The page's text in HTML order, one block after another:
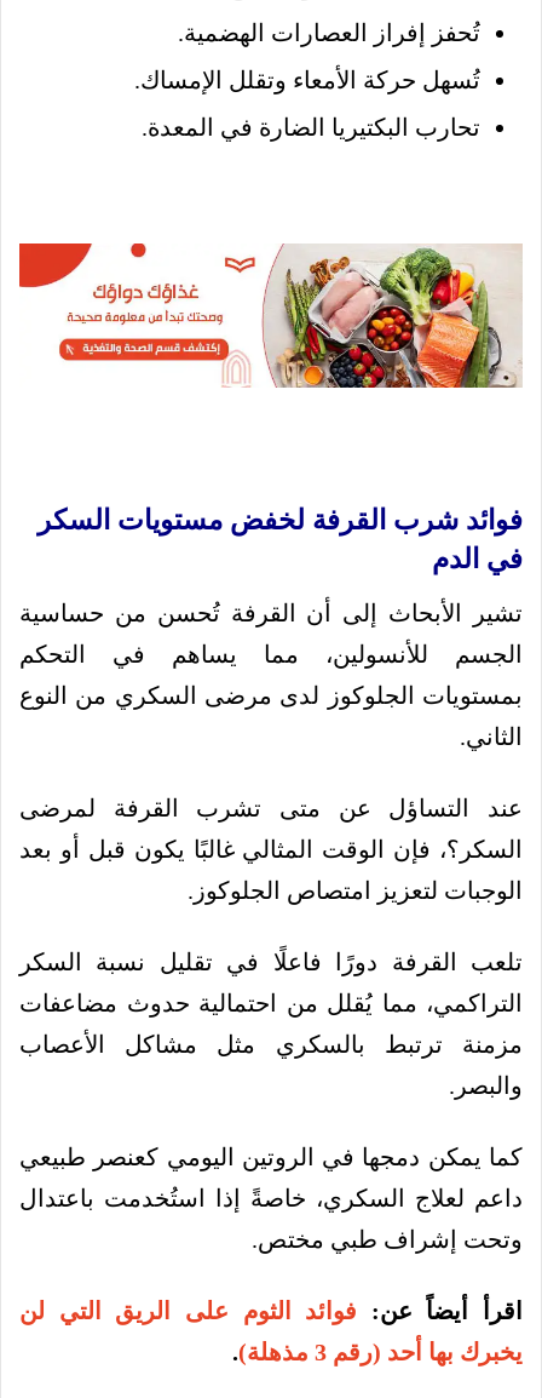
تُحفز إفراز العصارات الهضمية.
تُسهل حركة الأمعاء وتقلل الإمساك.
تحارب البكتيريا الضارة في المعدة.
فوائد شرب القرفة لخفض مستويات السكر
في الدم
تشير الأبحاث إلى أن القرفة تُحسن من حساسية
الجسم للأنسولين، مما يساهم في التحكم
بمستويات الجلوكوز لدى مرضى السكري من النوع
الثاني.
عند التساؤل عن متى تشرب القرفة لمرضى
السكر؟، فإن الوقت المثالي غالبًا يكون قبل أو بعد
الوجبات لتعزيز امتصاص الجلوكوز.
تلعب القرفة دورًا فاعلًا في تقليل نسبة السكر
التراكمي، مما يُقلل من احتمالية حدوث مضاعفات
مزمنة ترتبط بالسكري مثل مشاكل الأعصاب
والبصر.
كما يمكن دمجها في الروتين اليومي كعنصر طبيعي
داعم لعلاج السكري، خاصةً إذا استُخدمت باعتدال
وتحت إشراف طبي مختص.
اقرأ أيضاً عن: فوائد الثوم على الريق التي لن
يخبرك بها أحد (رقم 3 مذهلة)
.